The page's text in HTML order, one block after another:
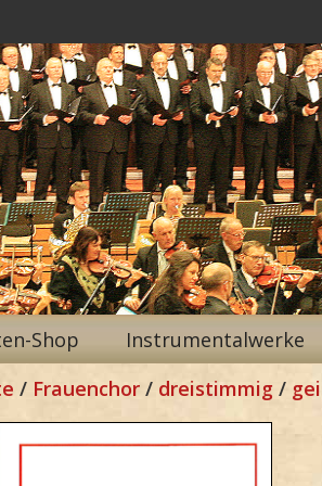
Shop Instrumentalwerke
/ Frauenchor / dreistimmig /